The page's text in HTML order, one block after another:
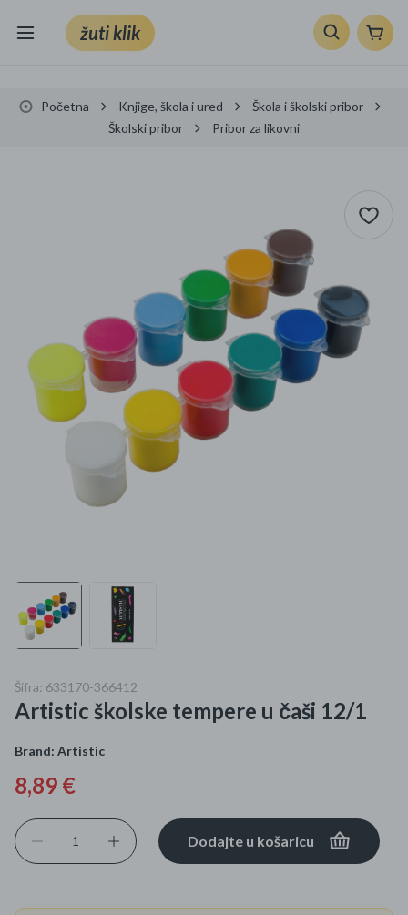
žuti klik
Knjige, škola i ured
Klik supermarket
Sport i slobodno vrijeme
Ljepota i zdravlje
Mame i bebe
Specijalne kategorije
Čišćenje zaliha
Kišobrani akcija
Početna Knjige, škola i ured
Škola i školski pribor
Školski pribor
Pribor za likovni
Šifra: 633170-366412
Artistic školske tempere u čaši 12/1
Brand: Artistic
8,89 €
Dodajte u košaricu